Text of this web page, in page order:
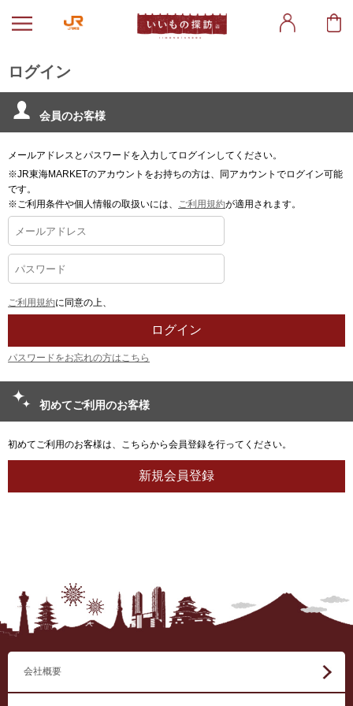
ログイン
会員のお客様
メールアドレスとパスワードを入力してログインしてください。
※JR東海MARKETのアカウントをお持ちの方は、同アカウントでログイン可能
です。
※ご利用条件や個人情報の取扱いには、 ご利用規約が適用されます。
ご利用規約に同意の上、
パスワードをお忘れの方はこちら
初めてご利用のお客様
初めてご利用のお客様は、こちらから会員登録を行ってください。
会社概要